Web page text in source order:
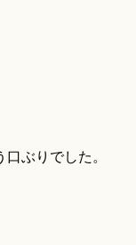
ぶりでした。